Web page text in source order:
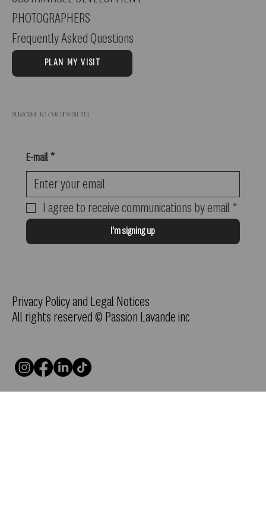
PHOTOGRAPHERS
Frequently Asked Questions
PLAN MY VISIT
Subscribe to our newsletter
E-mail *
I agree to receive communications by email *
I'm signing up
Privacy Policy and Legal Notices
All rights reserved © Passion Lavande inc